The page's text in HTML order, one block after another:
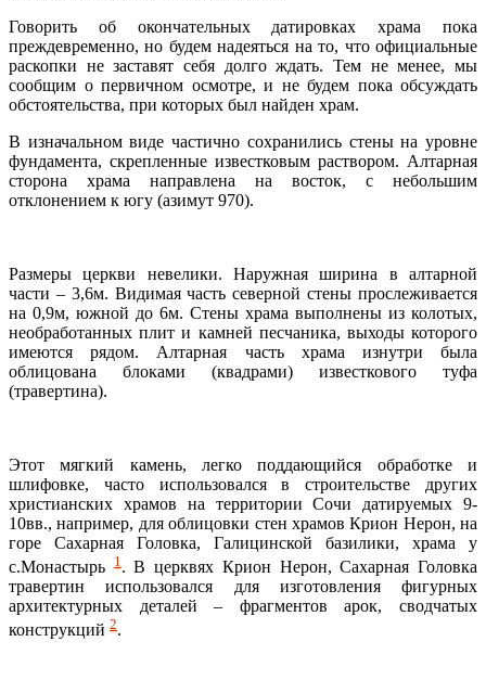
Говорить об окончательных датировках храма пока
преждевременно, но будем надеяться на то, что официальные
раскопки не заставят себя долго ждать. Тем не менее, мы
сообщим о первичном осмотре, и не будем пока обсуждать
обстоятельства, при которых был найден храм.
В изначальном виде частично сохранились стены на уровне
фундамента, скрепленные известковым раствором. Алтарная
сторона храма направлена на восток, с небольшим
отклонением к югу (азимут 970).
Размеры церкви невелики. Наружная ширина в алтарной
части – 3,6м. Видимая часть северной стены прослеживается
на 0,9м, южной до 6м. Стены храма выполнены из колотых,
необработанных плит и камней песчаника, выходы которого
имеются рядом. Алтарная часть храма изнутри была
облицована блоками (квадрами) известкового туфа
(травертина).
Этот мягкий камень, легко поддающийся обработке и
шлифовке, часто использовался в строительстве других
христианских храмов на территории Сочи датируемых 9-
10вв., например, для облицовки стен храмов Крион Нерон, на
горе Сахарная Головка, Галицинской базилики, храма у
с.Монастырь1. В церквях Крион Нерон, Сахарная Головка
травертин использовался для изготовления фигурных
архитектурных деталей – фрагментов арок, сводчатых
конструкций 2.